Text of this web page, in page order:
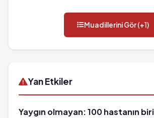
Muadillerini Gör (+1)
Yan Etkiler
Yaygın olmayan: 100 hastanın